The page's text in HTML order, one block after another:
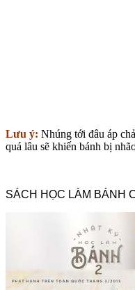
Lưu ý: Nhúng tới đâu áp
quá lâu sẽ khiến bánh bị
SÁCH HỌC LÀM BÁNH